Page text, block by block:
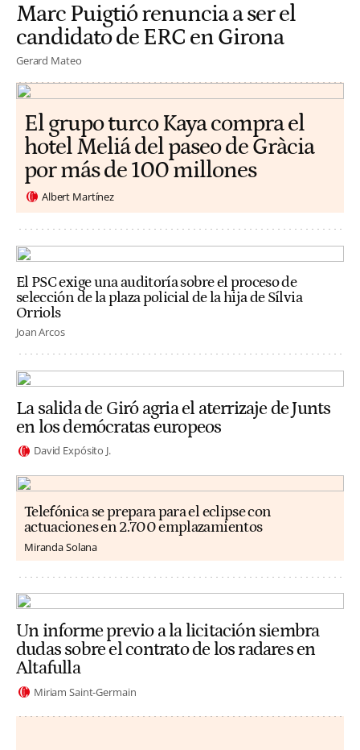
Marc Puigtió renuncia a ser el
candidato de ERC en Girona
Gerard Mateo
El grupo turco Kaya compra el
hotel Meliá del paseo de Gràcia
por más de 100 millones
Albert Martínez
El PSC exige una auditoría sobre el proceso de
selección de la plaza policial de la hija de Sílvia
Orriols
Joan Arcos
La salida de Giró agria el aterrizaje de Junts
en los demócratas europeos
David Expósito J.
Telefónica se prepara para el eclipse con
actuaciones en 2.700 emplazamientos
Miranda Solana
Un informe previo a la licitación siembra
dudas sobre el contrato de los radares en
Altafulla
Miriam Saint-Germain